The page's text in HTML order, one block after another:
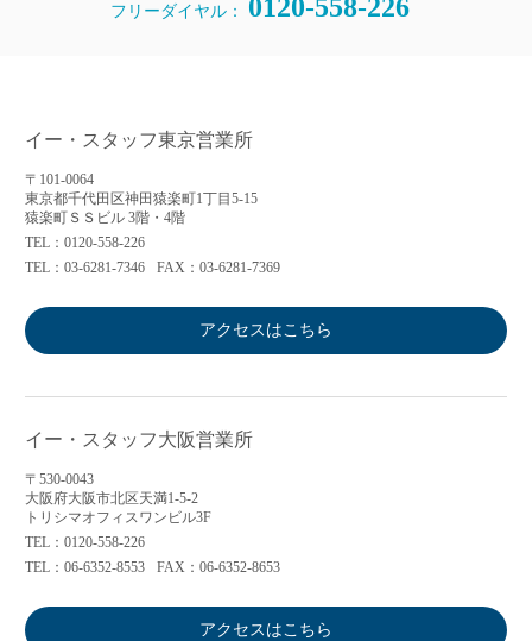
フリーダイヤル： 0120-558-226
イー・スタッフ東京営業所
〒101-0064
東京都千代田区神田猿楽町1丁目5-15
猿楽町ＳＳビル 3階・4階
TEL：0120-558-226
TEL：03-6281-7346
FAX：03-6281-7369
アクセスはこちら
イー・スタッフ大阪営業所
〒530-0043
大阪府大阪市北区天満1-5-2
トリシマオフィスワンビル3F
TEL：0120-558-226
TEL：06-6352-8553
FAX：06-6352-8653
アクセスはこちら